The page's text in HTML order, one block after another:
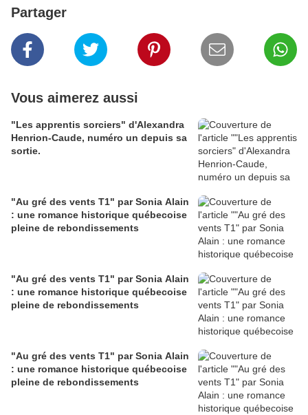
Partager
Vous aimerez aussi
"Les apprentis sorciers" d'Alexandra
Henrion-Caude, numéro un depuis sa
sortie.
"Au gré des vents T1" par Sonia Alain
: une romance historique québecoise
pleine de rebondissements
"Au gré des vents T1" par Sonia Alain
: une romance historique québecoise
pleine de rebondissements
"Au gré des vents T1" par Sonia Alain
: une romance historique québecoise
pleine de rebondissements